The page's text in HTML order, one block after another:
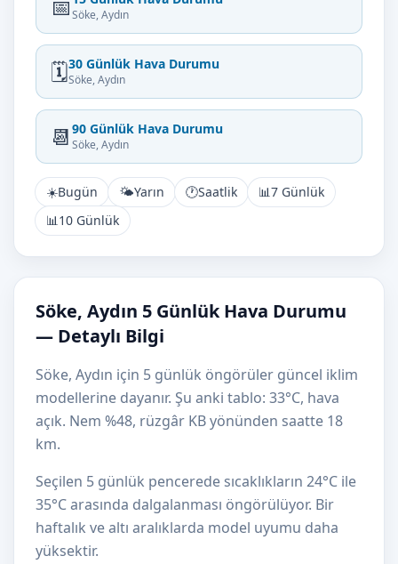
📅Söke, Aydın
🗓️30 Günlük Hava Durumu
Söke, Aydın
📆 90 Günlük Hava Durumu
Söke, Aydın
☀️Bugün 🌤️Yarın 🕐Saatlik 📊7 Günlük
📊10 Günlük
Söke, Aydın 5 Günlük Hava Durumu
— Detaylı Bilgi
Söke, Aydın için 5 günlük öngörüler güncel iklim
modellerine dayanır. Şu anki tablo: 33°C, hava
açık. Nem %48, rüzgâr KB yönünden saatte 18
km.
Seçilen 5 günlük pencerede sıcaklıkların 24°C ile
35°C arasında dalgalanması öngörülüyor. Bir
haftalık ve altı aralıklarda model uyumu daha
yüksektir.